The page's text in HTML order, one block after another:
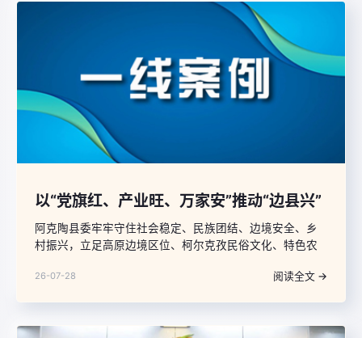
链、服务链、纪律链“五链”深度融合，把党建优势转化为发
展优势、组织活力转化为攻坚动力、党员先锋力转化为核
心竞争力，以高质量党建引领保障企业高质量发展行稳致
以“党旗红、产业旺、万家安”推动“边县兴”
阿克陶县委牢牢守住社会稳定、民族团结、边境安全、乡
村振兴，立足高原边境区位、柯尔克孜民俗文化、特色农
向贯通+立体辐射三维联动核心体系，打造覆盖农业产业、
治的特色发展路径，形成以“党旗红、产业旺、万家安”助推
26-07-28 阅读全文 →